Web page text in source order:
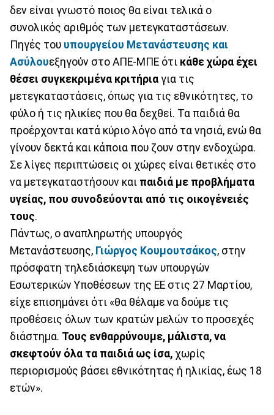
δεν είναι γνωστό ποιος θα είναι τελικά ο
συνολικός αριθμός των μετεγκαταστάσεων.
Πηγές του υπουργείου Μετανάστευσης και
Ασύλουεξηγούν στο ΑΠΕ-ΜΠΕ ότι κάθε χώρα έχει
θέσει συγκεκριμένα κριτήρια για τις
μετεγκαταστάσεις, όπως για τις εθνικότητες, το
φύλο ή τις ηλικίες που θα δεχθεί. Τα παιδιά θα
προέρχονται κατά κύριο λόγο από τα νησιά, ενώ θα
γίνουν δεκτά και κάποια που ζουν στην ενδοχώρα.
Σε λίγες περιπτώσεις οι χώρες είναι θετικές στο
να μετεγκαταστήσουν και παιδιά με προβλήματα
υγείας, που συνοδεύονται από τις οικογένειές
τους.
Πάντως, ο αναπληρωτής υπουργός
Μετανάστευσης, Γιώργος Κουμουτσάκος, στην
πρόσφατη τηλεδιάσκεψη των υπουργών
Εσωτερικών Υποθέσεων της ΕΕ στις 27 Μαρτίου,
είχε επισημάνει ότι «θα θέλαμε να δούμε τις
προθέσεις όλων των κρατών μελών το προσεχές
διάστημα. Τους ενθαρρύνουμε, μάλιστα, να
σκεφτούν όλα τα παιδιά ως ίσα, χωρίς
περιορισμούς βάσει εθνικότητας ή ηλικίας, έως 18
ετών».